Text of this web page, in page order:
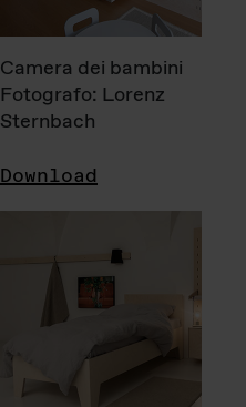
Camera dei bambini
Fotografo: Lorenz
Sternbach
Download